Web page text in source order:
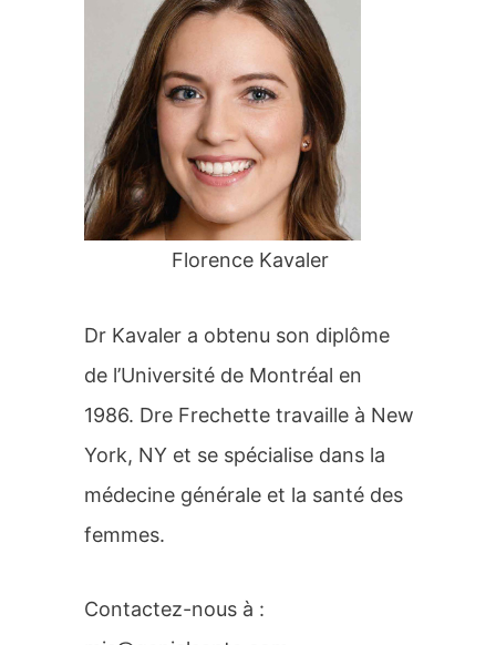
:
Florence Kavaler
Dr Kavaler a obtenu son diplôme
de l’Université de Montréal en
1986. Dre Frechette travaille à New
York, NY et se spécialise dans la
médecine générale et la santé des
femmes.
Contactez-nous à :